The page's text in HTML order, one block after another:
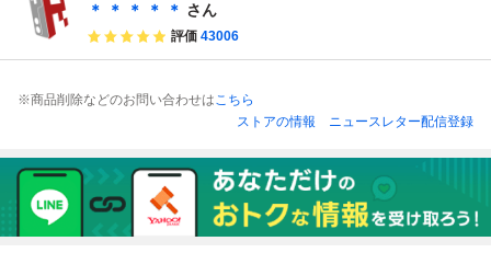
＊ ＊ ＊ ＊ ＊ さん
評価 43006
※商品削除などのお問い合わせはこちら
ストアの情報
ニュースレター配信登録